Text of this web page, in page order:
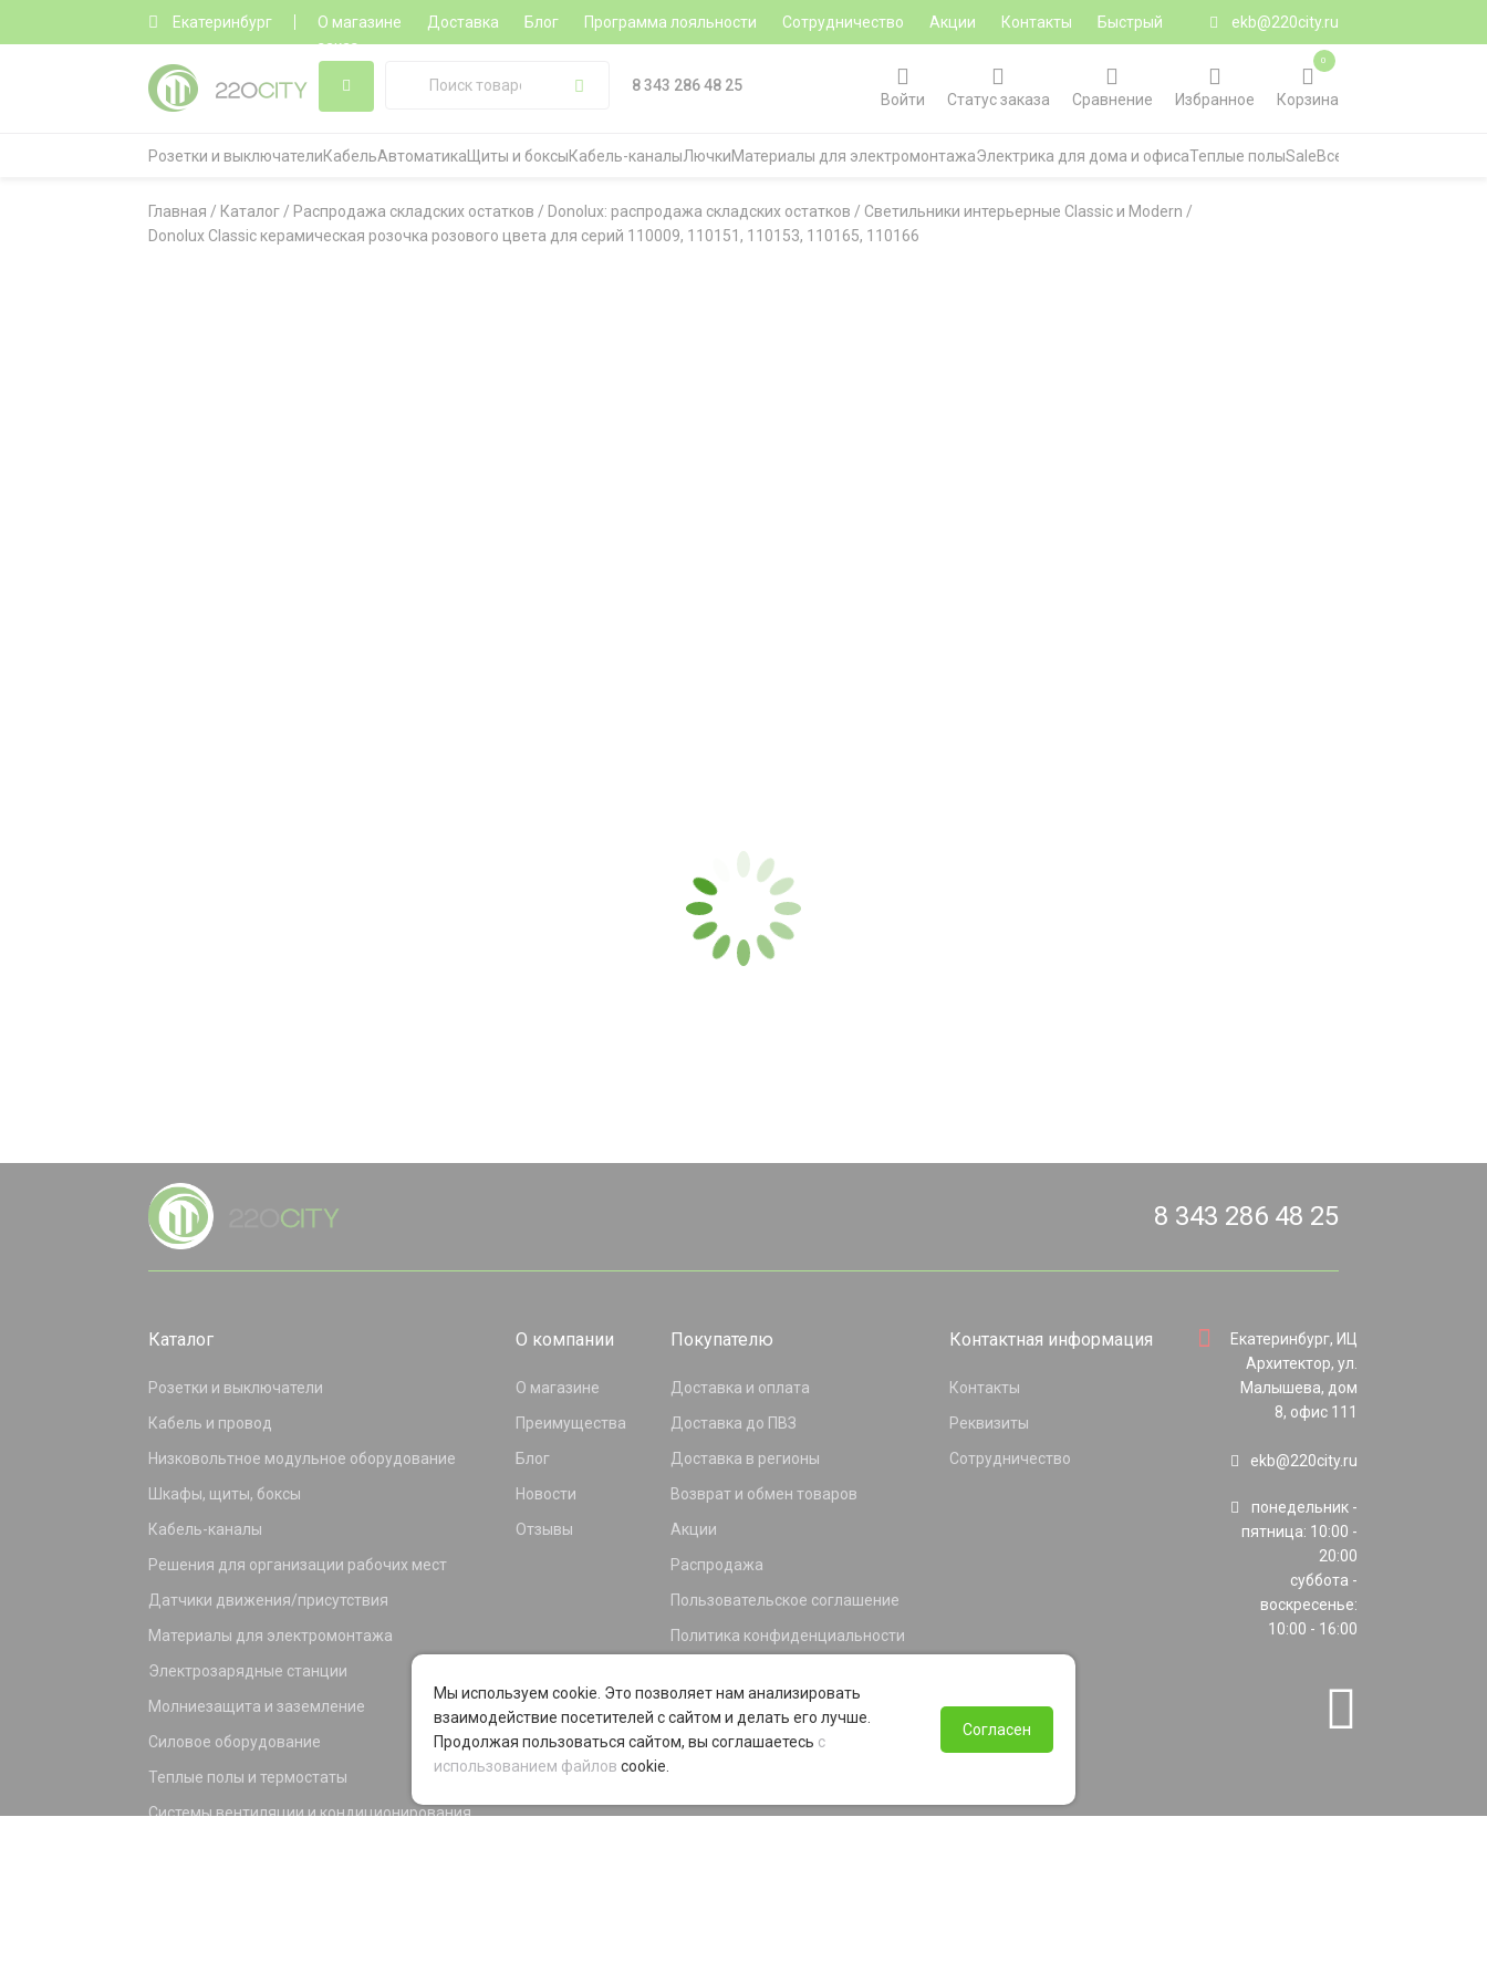
Екатеринбург О магазине Доставка Блог Программа лояльности Сотрудничество Акции Контакты
Быстрый
заказ
ekb@220city.ru
8 343 286 48 25
Войти
Статус заказа Сравнение Избранное Корзина
0
Розетки и выключателиКабельАвтоматика Щиты и боксыКабель-каналыЛючкиМатериалы для электромонтажаЭлектрика для дома и офисаТеплые полыSaleВсе категории
Главная / Каталог / Распродажа складских остатков / Donolux: распродажа складских остатков / Светильники интерьерные Classic и Modern /
Donolux Classic керамическая розочка розового цвета для серий 110009, 110151, 110153, 110165, 110166
8 343 286 48 25
Каталог
Розетки и выключатели
Кабель и провод
Низковольтное модульное оборудование
Шкафы, щиты, боксы
Кабель-каналы
Решения для организации рабочих мест
Датчики движения/присутствия
Материалы для электромонтажа
Электрозарядные станции
Молниезащита и заземление
Силовое оборудование
Теплые полы и термостаты
Системы вентиляции и кондиционирования
О компании
О магазине
Преимущества
Блог
Новости
Отзывы
Покупателю
Доставка и оплата
Доставка до ПВЗ
Доставка в регионы
Возврат и обмен товаров
Акции
Распродажа
Пользовательское соглашение
Политика конфиденциальности
Программа лояльности
Контактная информация
Контакты
Реквизиты
Сотрудничество
Екатеринбург, ИЦ
Архитектор, ул.
Малышева, дом
8, офис 111
ekb@220city.ru
понедельник -
пятница: 10:00 -
20:00
суббота -
воскресенье:
10:00 - 16:00
Мы используем cookie. Это позволяет нам анализировать
взаимодействие посетителей с сайтом и делать его лучше.
Продолжая пользоваться сайтом, вы соглашаетесь с
использованием файлов cookie.
Согласен